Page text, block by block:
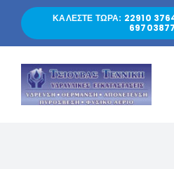
content
ΚΑΛΕΣΤΕ ΤΩΡΑ: 22910